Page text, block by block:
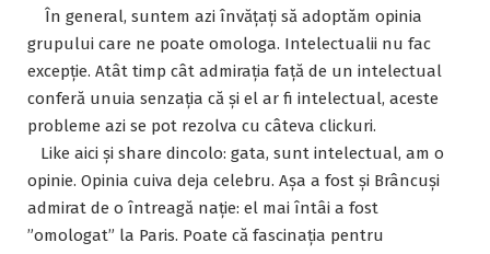
În general, suntem azi învățați să adoptăm opinia
grupului care ne poate omologa. Intelectualii nu fac
excepție. Atât timp cât admirația față de un intelectual
conferă unuia senzația că și el ar fi intelectual, aceste
probleme azi se pot rezolva cu câteva clickuri.
Like aici și share dincolo: gata, sunt intelectual, am o
opinie. Opinia cuiva deja celebru. Așa a fost și Brâncuși
admirat de o întreagă nație: el mai întâi a fost
”omologat” la Paris. Poate că fascinația pentru